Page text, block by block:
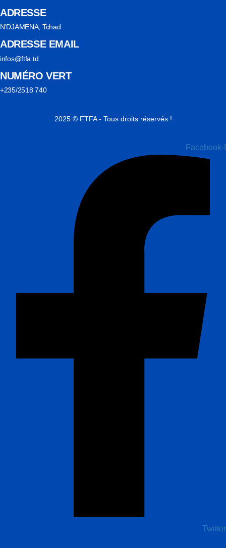
ADRESSE
N'DJAMENA, Tchad
ADRESSE EMAIL
infos@ftfa.td
NUMÉRO VERT
+235/2518 740
2025 © FTFA - Tous droits réservés !
Facebook-f
Twitter